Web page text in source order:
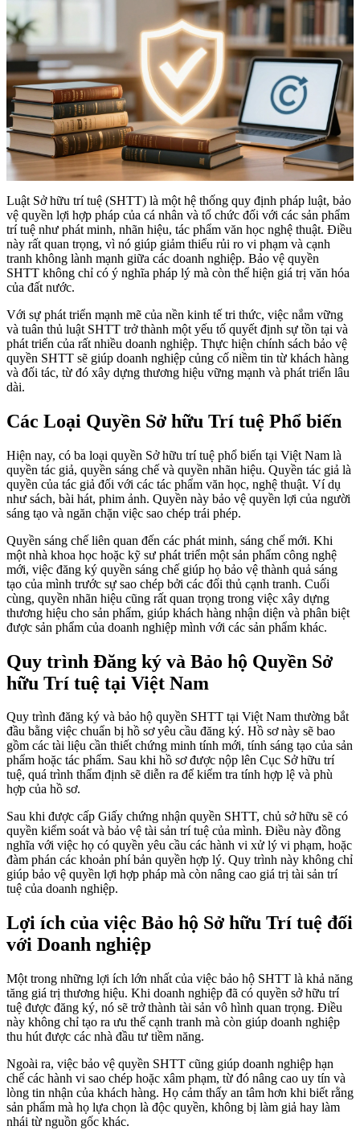
Luật Sở hữu trí tuệ (SHTT) là một hệ thống quy định pháp luật, bảo
vệ quyền lợi hợp pháp của cá nhân và tổ chức đối với các sản phẩm
trí tuệ như phát minh, nhãn hiệu, tác phẩm văn học nghệ thuật. Điều
này rất quan trọng, vì nó giúp giảm thiểu rủi ro vi phạm và cạnh
tranh không lành mạnh giữa các doanh nghiệp. Bảo vệ quyền
SHTT không chỉ có ý nghĩa pháp lý mà còn thể hiện giá trị văn hóa
của đất nước.
Với sự phát triển mạnh mẽ của nền kinh tế tri thức, việc nắm vững
và tuân thủ luật SHTT trở thành một yếu tố quyết định sự tồn tại và
phát triển của rất nhiều doanh nghiệp. Thực hiện chính sách bảo vệ
quyền SHTT sẽ giúp doanh nghiệp củng cố niềm tin từ khách hàng
và đối tác, từ đó xây dựng thương hiệu vững mạnh và phát triển lâu
dài.
Các Loại Quyền Sở hữu Trí tuệ Phổ biến
Hiện nay, có ba loại quyền Sở hữu trí tuệ phổ biến tại Việt Nam là
quyền tác giả, quyền sáng chế và quyền nhãn hiệu. Quyền tác giả là
quyền của tác giả đối với các tác phẩm văn học, nghệ thuật. Ví dụ
như sách, bài hát, phim ảnh. Quyền này bảo vệ quyền lợi của người
sáng tạo và ngăn chặn việc sao chép trái phép.
Quyền sáng chế liên quan đến các phát minh, sáng chế mới. Khi
một nhà khoa học hoặc kỹ sư phát triển một sản phẩm công nghệ
mới, việc đăng ký quyền sáng chế giúp họ bảo vệ thành quả sáng
tạo của mình trước sự sao chép bởi các đối thủ cạnh tranh. Cuối
cùng, quyền nhãn hiệu cũng rất quan trọng trong việc xây dựng
thương hiệu cho sản phẩm, giúp khách hàng nhận diện và phân biệt
được sản phẩm của doanh nghiệp mình với các sản phẩm khác.
Quy trình Đăng ký và Bảo hộ Quyền Sở
hữu Trí tuệ tại Việt Nam
Quy trình đăng ký và bảo hộ quyền SHTT tại Việt Nam thường bắt
đầu bằng việc chuẩn bị hồ sơ yêu cầu đăng ký. Hồ sơ này sẽ bao
gồm các tài liệu cần thiết chứng minh tính mới, tính sáng tạo của sản
phẩm hoặc tác phẩm. Sau khi hồ sơ được nộp lên Cục Sở hữu trí
tuệ, quá trình thẩm định sẽ diễn ra để kiểm tra tính hợp lệ và phù
hợp của hồ sơ.
Sau khi được cấp Giấy chứng nhận quyền SHTT, chủ sở hữu sẽ có
quyền kiểm soát và bảo vệ tài sản trí tuệ của mình. Điều này đồng
nghĩa với việc họ có quyền yêu cầu các hành vi xử lý vi phạm, hoặc
đàm phán các khoản phí bản quyền hợp lý. Quy trình này không chỉ
giúp bảo vệ quyền lợi hợp pháp mà còn nâng cao giá trị tài sản trí
tuệ của doanh nghiệp.
Lợi ích của việc Bảo hộ Sở hữu Trí tuệ đối
với Doanh nghiệp
Một trong những lợi ích lớn nhất của việc bảo hộ SHTT là khả năng
tăng giá trị thương hiệu. Khi doanh nghiệp đã có quyền sở hữu trí
tuệ được đăng ký, nó sẽ trở thành tài sản vô hình quan trọng. Điều
này không chỉ tạo ra ưu thế cạnh tranh mà còn giúp doanh nghiệp
thu hút được các nhà đầu tư tiềm năng.
Ngoài ra, việc bảo vệ quyền SHTT cũng giúp doanh nghiệp hạn
chế các hành vi sao chép hoặc xâm phạm, từ đó nâng cao uy tín và
lòng tin nhận của khách hàng. Họ cảm thấy an tâm hơn khi biết rằng
sản phẩm mà họ lựa chọn là độc quyền, không bị làm giả hay làm
nhái từ nguồn gốc khác.